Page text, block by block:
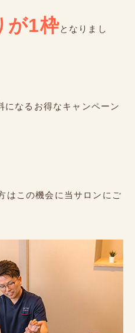
が1枠となりまし
になるお得なキャンペーン
はこの機会に当サロンにご